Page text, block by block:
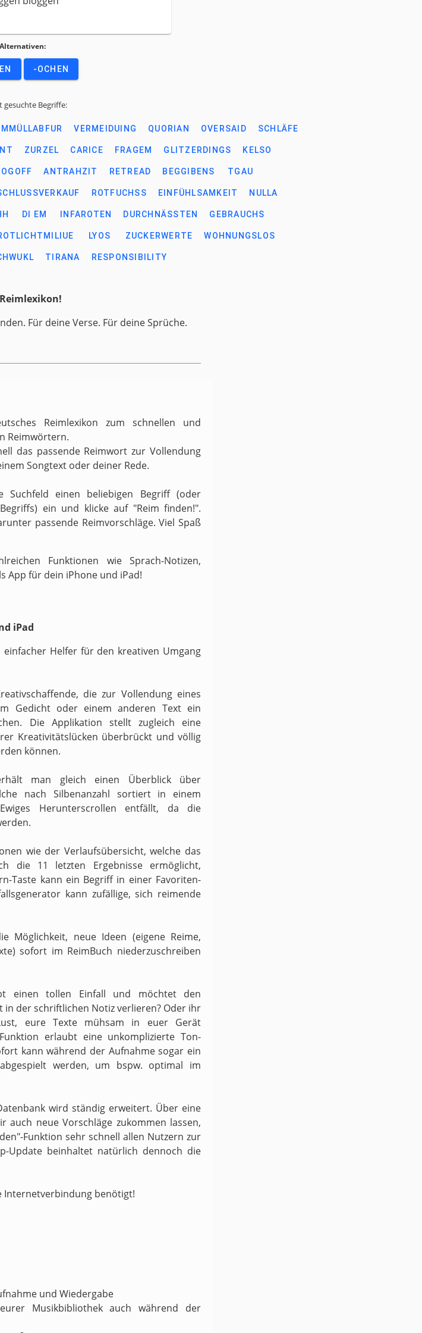
Alternativen:
-OCHEN
gesuchte Begriffe:
MMÜLLABFUR VERMEIDUING QUORIAN OVERSAID SCHLÄFE
ZURZEL CARICE FRAGEM GLITZERDINGS KELSO
ANTRAHZIT RETREAD BEGGIBENS TGAU
ROTFUCHSS EINFÜHLSAMKEIT NULLA
DI EM INFAROTEN DURCHNÄSSTEN GEBRAUCHS
LYOS ZUCKERWERTE WOHNUNGSLOS
TIRANA RESPONSIBILITY
Für deine Verse. Für deine Sprüche.
Reimlexikon zum schnellen und
Reimwörtern.
das passende Reimwort zur Vollendung
Songtext oder deiner Rede.
einen beliebigen Begriff (oder
ein und klicke auf "Reim finden!".
passende Reimvorschläge. Viel Spaß
Funktionen wie Sprach-Notizen,
App für dein iPhone und iPad!
iPad
Helfer für den kreativen Umgang
die zur Vollendung eines
Gedicht oder einem anderen Text ein
Die Applikation stellt zugleich eine
Kreativitätslücken überbrückt und völlig
können.
man gleich einen Überblick über
nach Silbenanzahl sortiert in einem
Herunterscrollen entfällt, da die
wie der Verlaufsübersicht, welche das
die 11 letzten Ergebnisse ermöglicht,
Taste kann ein Begriff in einer Favoriten-
kann zufällige, sich reimende
Möglichkeit, neue Ideen (eigene Reime,
sofort im ReimBuch niederzuschreiben
einen tollen Einfall und möchtet den
der schriftlichen Notiz verlieren? Oder ihr
eure Texte mühsam in euer Gerät
erlaubt eine unkomplizierte Ton-
kann während der Aufnahme sogar ein
werden, um bspw. optimal im
wird ständig erweitert. Über eine
auch neue Vorschläge zukommen lassen,
Funktion sehr schnell allen Nutzern zur
Update beinhaltet natürlich dennoch die
Internetverbindung benötigt!
und Wiedergabe
Musikbibliothek auch während der